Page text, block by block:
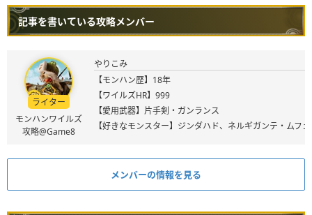
記事を書いている攻略メンバー
ライター
モンハンワイルズ
攻略@Game8
やりこみ
【モンハン歴】18年
【ワイルズHR】999
【愛用武器】片手剣・ガンランス
【好きなモンスター】ジンダハド、ネルギガンテ・ムフ
メンバーの情報を見る